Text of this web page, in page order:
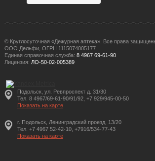
© Круглосуточная «Дежурная аптека». Все права
ООО Дельфи, ОГРН 1115074005177
Единая справочная служба: 8 4967 69-61-90
Лицензия: ЛО-50-02-005389
Подольск, ул. Ревпроспект д. 31/30
Тел. 8 4967/69-61-90/91/92, +7 929/945-00-50
Показать на карте
г. Подольск, Ленинградский проезд, 13/20
Тел. +7 4967 52-42-10, +7916/534-77-43
Показать на карте